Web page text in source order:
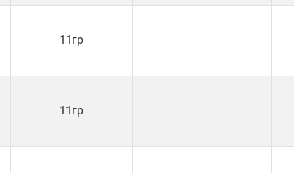
11гр
11гр